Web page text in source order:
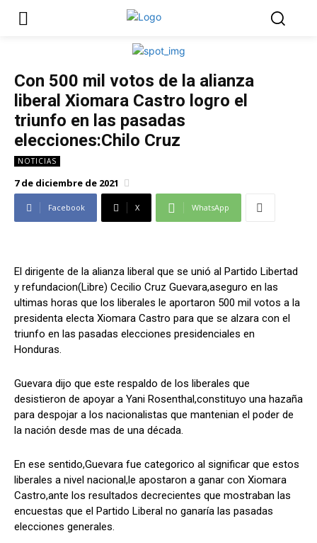
Con 500 mil votos de la alianza
liberal Xiomara Castro logro el
triunfo en las pasadas
elecciones:Chilo Cruz
NOTICIAS
7 de diciembre de 2021
Facebook X WhatsApp
El dirigente de la alianza liberal que se unió al Partido Libertad
y refundacion(Libre) Cecilio Cruz Guevara,aseguro en las
ultimas horas que los liberales le aportaron 500 mil votos a la
presidenta electa Xiomara Castro para que se alzara con el
triunfo en las pasadas elecciones presidenciales en
Honduras.
Guevara dijo que este respaldo de los liberales que
desistieron de apoyar a Yani Rosenthal,constituyo una hazaña
para despojar a los nacionalistas que mantenian el poder de
la nación desde mas de una década.
En ese sentido,Guevara fue categorico al significar que estos
liberales a nivel nacional,le apostaron a ganar con Xiomara
Castro,ante los resultados decrecientes que mostraban las
encuestas que el Partido Liberal no ganaría las pasadas
elecciones generales.